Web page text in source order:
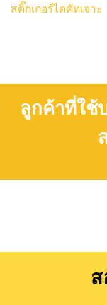
สติ๊กเกอร์ไดคัทเจาะ
ลูกค้าที่ใช้
ส